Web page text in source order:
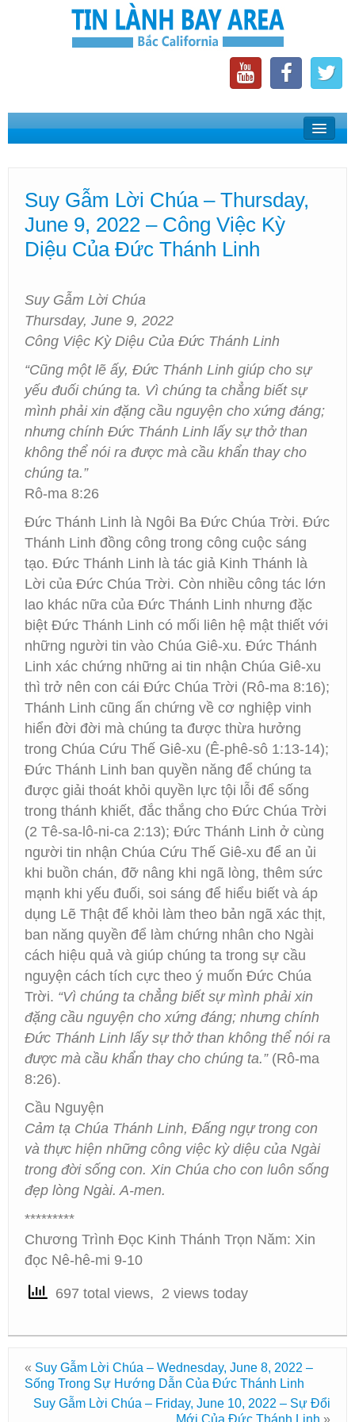
Home
Phát Thanh Tin Lành Bay Area
Các Hội Thánh Bắc California
Suy Gẫm Lời Chúa – Thursday,
June 9, 2022 – Công Việc Kỳ
Diệu Của Đức Thánh Linh
Suy Gẫm Lời Chúa
Thursday, June 9, 2022
Công Việc Kỳ Diệu Của Đức Thánh Linh
“Cũng một lẽ ấy, Đức Thánh Linh giúp cho sự
yếu đuối chúng ta. Vì chúng ta chẳng biết sự
mình phải xin đặng cầu nguyện cho xứng đáng;
nhưng chính Đức Thánh Linh lấy sự thở than
không thể nói ra được mà cầu khẩn thay cho
chúng ta.”
Rô-ma 8:26
Đức Thánh Linh là Ngôi Ba Đức Chúa Trời. Đức
Thánh Linh đồng công trong công cuộc sáng
tạo. Đức Thánh Linh là tác giả Kinh Thánh là
Lời của Đức Chúa Trời. Còn nhiều công tác lớn
lao khác nữa của Đức Thánh Linh nhưng đặc
biệt Đức Thánh Linh có mối liên hệ mật thiết với
những người tin vào Chúa Giê-xu. Đức Thánh
Linh xác chứng những ai tin nhận Chúa Giê-xu
thì trở nên con cái Đức Chúa Trời (Rô-ma 8:16);
Thánh Linh cũng ấn chứng về cơ nghiệp vinh
hiển đời đời mà chúng ta được thừa hưởng
trong Chúa Cứu Thế Giê-xu (Ê-phê-sô 1:13-14);
Đức Thánh Linh ban quyền năng để chúng ta
được giải thoát khỏi quyền lực tội lỗi để sống
trong thánh khiết, đắc thắng cho Đức Chúa Trời
(2 Tê-sa-lô-ni-ca 2:13); Đức Thánh Linh ở cùng
người tin nhận Chúa Cứu Thế Giê-xu để an ủi
khi buồn chán, đỡ nâng khi ngã lòng, thêm sức
mạnh khi yếu đuối, soi sáng để hiểu biết và áp
dụng Lẽ Thật để khỏi làm theo bản ngã xác thịt,
ban năng quyền để làm chứng nhân cho Ngài
cách hiệu quả và giúp chúng ta trong sự cầu
nguyện cách tích cực theo ý muốn Đức Chúa
Trời. “Vì chúng ta chẳng biết sự mình phải xin
đặng cầu nguyện cho xứng đáng; nhưng chính
Đức Thánh Linh lấy sự thở than không thể nói ra
được mà cầu khẩn thay cho chúng ta.” (Rô-ma
8:26).
Cầu Nguyện
Cảm tạ Chúa Thánh Linh, Đấng ngự trong con
và thực hiện những công việc kỳ diệu của Ngài
trong đời sống con. Xin Chúa cho con luôn sống
đẹp lòng Ngài. A-men.
*********
Chương Trình Đọc Kinh Thánh Trọn Năm: Xin
đọc Nê-hê-mi 9-10
697 total views, 2 views today
« Suy Gẫm Lời Chúa – Wednesday, June 8, 2022 –
Sống Trong Sự Hướng Dẫn Của Đức Thánh Linh
Suy Gẫm Lời Chúa – Friday, June 10, 2022 – Sự Đổi
Mới Của Đức Thánh Linh »